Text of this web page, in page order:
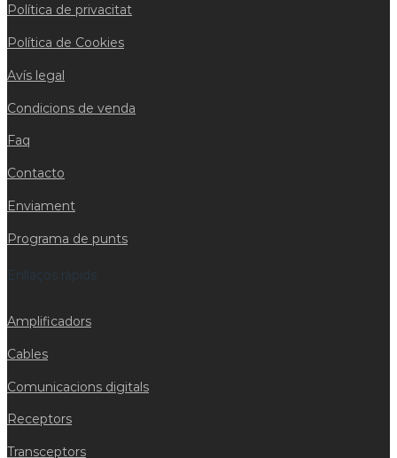
Política de privacitat
Política de Cookies
Avís legal
Condicions de venda
Faq
Contacto
Enviament
Programa de punts
Enllaços ràpids
Amplificadors
Cables
Comunicacions digitals
Receptors
Transceptors